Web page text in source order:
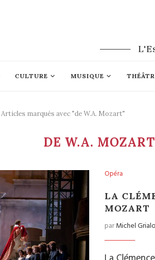
CULTURE MUSIQUE
Articles marqués avec "de W.A. Mozart"
DE W.A. MOZART
Opéra
LA
MOZART
parMichel